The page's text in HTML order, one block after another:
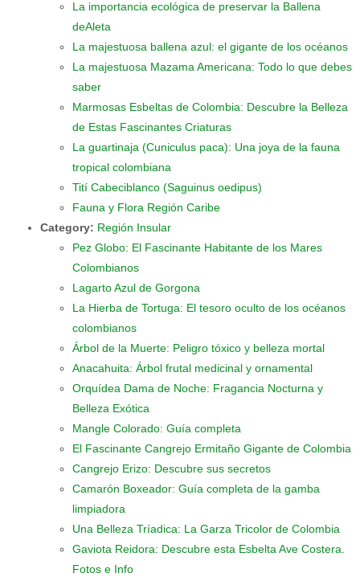
La importancia ecológica de preservar la Ballena
deAleta
La majestuosa ballena azul: el gigante de los océanos
La majestuosa Mazama Americana: Todo lo que debes
saber
Marmosas Esbeltas de Colombia: Descubre la Belleza
de Estas Fascinantes Criaturas
La guartinaja (Cuniculus paca): Una joya de la fauna
tropical colombiana
Tití Cabeciblanco (Saguinus oedipus)
Fauna y Flora Región Caribe
Category: Región Insular
Pez Globo: El Fascinante Habitante de los Mares
Colombianos
Lagarto Azul de Gorgona
La Hierba de Tortuga: El tesoro oculto de los océanos
colombianos
Árbol de la Muerte: Peligro tóxico y belleza mortal
Anacahuita: Árbol frutal medicinal y ornamental
Orquídea Dama de Noche: Fragancia Nocturna y
Belleza Exótica
Mangle Colorado: Guía completa
El Fascinante Cangrejo Ermitaño Gigante de Colombia
Cangrejo Erizo: Descubre sus secretos
Camarón Boxeador: Guía completa de la gamba
limpiadora
Una Belleza Tríadica: La Garza Tricolor de Colombia
Gaviota Reidora: Descubre esta Esbelta Ave Costera.
Fotos e Info